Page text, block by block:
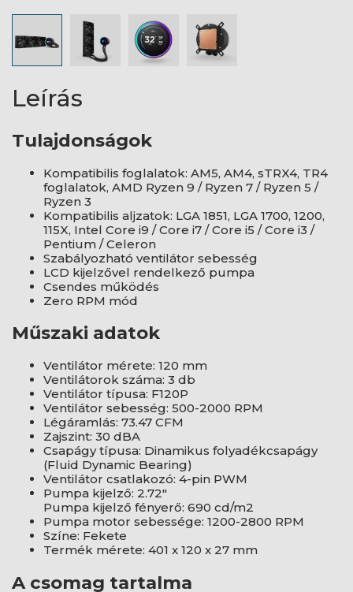
Leírás
Tulajdonságok
Kompatibilis foglalatok: AM5, AM4, sTRX4, TR4
foglalatok, AMD Ryzen 9 / Ryzen 7 / Ryzen 5 /
Ryzen 3
Kompatibilis aljzatok: LGA 1851, LGA 1700, 1200,
115X, Intel Core i9 / Core i7 / Core i5 / Core i3 /
Pentium / Celeron
Szabályozható ventilátor sebesség
LCD kijelzővel rendelkező pumpa
Csendes működés
Zero RPM mód
Műszaki adatok
Ventilátor mérete: 120 mm
Ventilátorok száma: 3 db
Ventilátor típusa: F120P
Ventilátor sebesség: 500-2000 RPM
Légáramlás: 73.47 CFM
Zajszint: 30 dBA
Csapágy típusa: Dinamikus folyadékcsapágy
(Fluid Dynamic Bearing)
Ventilátor csatlakozó: 4-pin PWM
Pumpa kijelző: 2.72"
Pumpa kijelző fényerő: 690 cd/m2
Pumpa motor sebessége: 1200-2800 RPM
Színe: Fekete
Termék mérete: 401 x 120 x 27 mm
A csomag tartalma